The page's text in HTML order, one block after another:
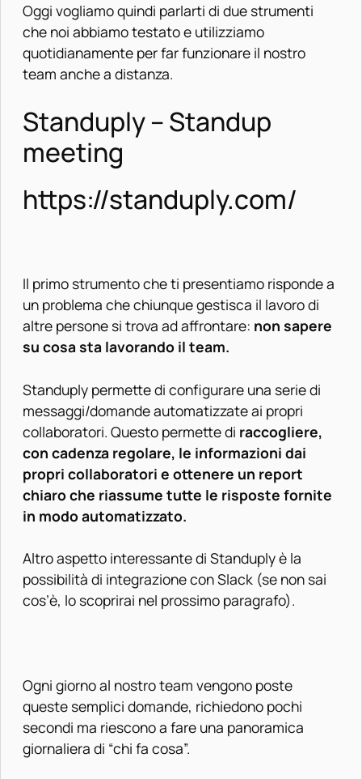
Oggi vogliamo quindi parlarti di due strumenti
che noi abbiamo testato e utilizziamo
quotidianamente per far funzionare il nostro
team anche a distanza.
Standuply – Standup
meeting
https://standuply.com/
Il primo strumento che ti presentiamo risponde a
un problema che chiunque gestisca il lavoro di
altre persone si trova ad affrontare: non sapere
su cosa sta lavorando il team.
Standuply permette di configurare una serie di
messaggi/domande automatizzate ai propri
collaboratori. Questo permette di raccogliere,
con cadenza regolare, le informazioni dai
propri collaboratori e ottenere un report
chiaro che riassume tutte le risposte fornite
in modo automatizzato.
Altro aspetto interessante di Standuply è la
possibilità di integrazione con Slack (se non sai
cos’è, lo scoprirai nel prossimo paragrafo).
Ogni giorno al nostro team vengono poste
queste semplici domande, richiedono pochi
secondi ma riescono a fare una panoramica
giornaliera di “chi fa cosa”.